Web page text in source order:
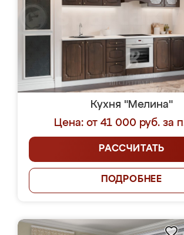
Кухня "Мелина"
Цена: от 41 000 руб. за
РАССЧИТАТЬ
ПОДРОБНЕЕ